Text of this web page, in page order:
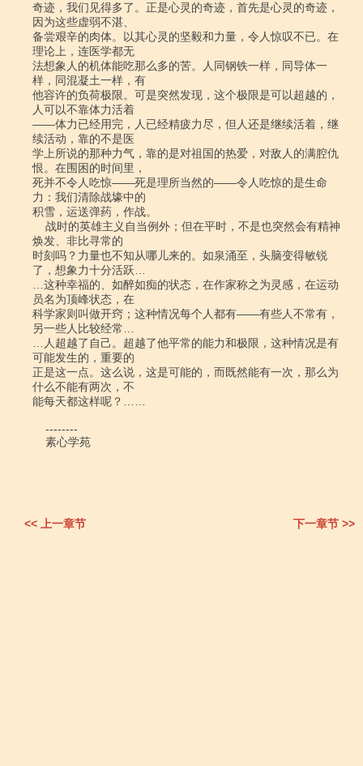
奇迹，我们见得多了。正是心灵的奇迹，首先是心灵的奇迹，
因为这些虚弱不湛、
备尝艰辛的肉体。以其心灵的坚毅和力量，令人惊叹不已。在
理论上，连医学都无
法想象人的机体能吃那么多的苦。人同钢铁一样，同导体一
样，同混凝土一样，有
他容许的负荷极限。可是突然发现，这个极限是可以超越的，
人可以不靠体力活着
――体力已经用完，人已经精疲力尽，但人还是继续活着，继
续活动，靠的不是医
学上所说的那种力气，靠的是对祖国的热爱，对敌人的满腔仇
恨。在围困的时间里，
死并不令人吃惊――死是理所当然的――令人吃惊的是生命
力：我们清除战壕中的
积雪，运送弹药，作战。
焕发、非比寻常的
时刻吗？力量也不知从哪儿来的。如泉涌至，头脑变得敏锐
了，想象力十分活跃…
…这种幸福的、如醉如痴的状态，在作家称之为灵感，在运动
员名为顶峰状态，在
科学家则叫做开窍；这种情况每个人都有――有些人不常有，
另一些人比较经常…
…人超越了自己。超越了他平常的能力和极限，这种情况是有
可能发生的，重要的
正是这一点。这么说，这是可能的，而既然能有一次，那么为
什么不能有两次，不
能每天都这样呢？……
<< 上一章节 下一章节 >>